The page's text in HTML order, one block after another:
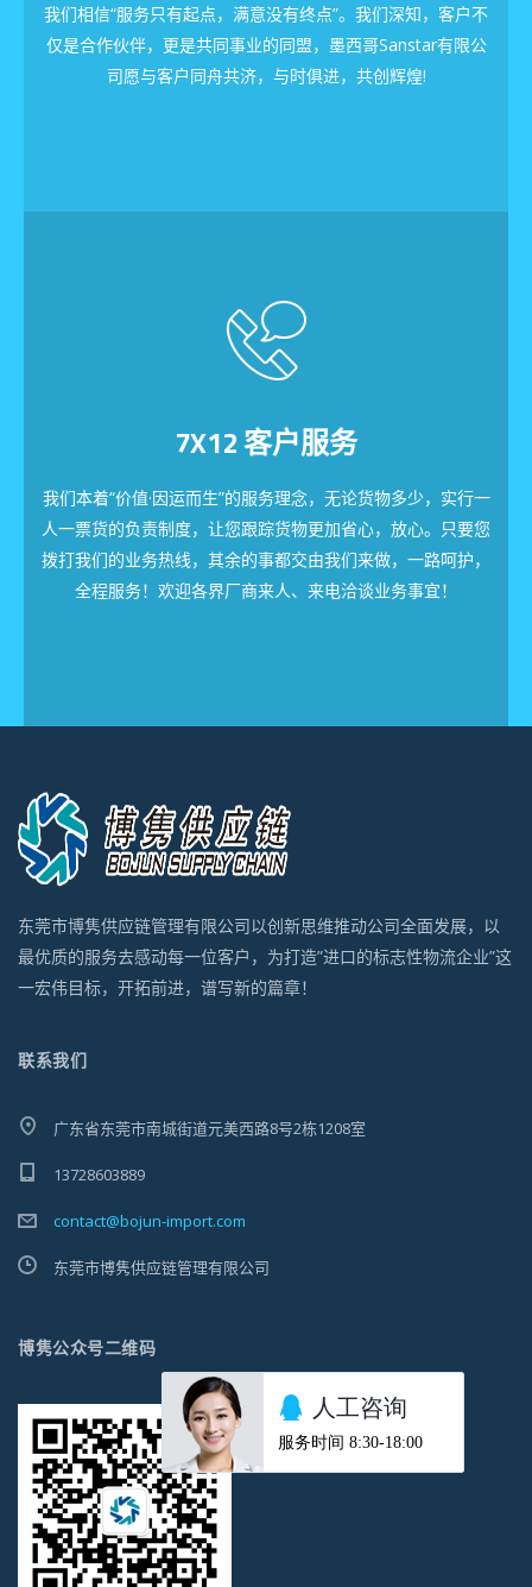
我们相信“服务只有起点，满意没有终点”。我们深知，客户不
仅是合作伙伴，更是共同事业的同盟，墨西哥Sanstar有限公
司愿与客户同舟共济，与时俱进，共创辉煌!
7X12 客户服务
我们本着“价值·因运而生”的服务理念，无论货物多少，实行一
人一票货的负责制度，让您跟踪货物更加省心，放心。只要您
拨打我们的业务热线，其余的事都交由我们来做，一路呵护，
全程服务！欢迎各界厂商来人、来电洽谈业务事宜！
东莞市博隽供应链管理有限公司以创新思维推动公司全面发展，以
最优质的服务去感动每一位客户，为打造”进口的标志性物流企业”这
一宏伟目标，开拓前进，谱写新的篇章！
联系我们
广东省东莞市南城街道元美西路8号2栋1208室
13728603889
contact@bojun-import.com
东莞市博隽供应链管理有限公司
博隽公众号二维码